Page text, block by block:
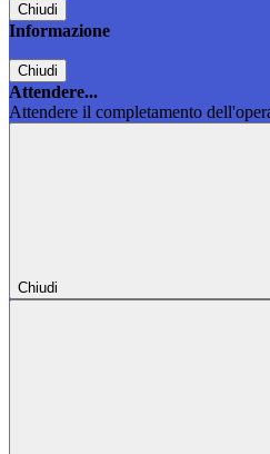
Chiudi
Informazione
Chiudi
Attendere...
Attendere il completamento
Chiudi